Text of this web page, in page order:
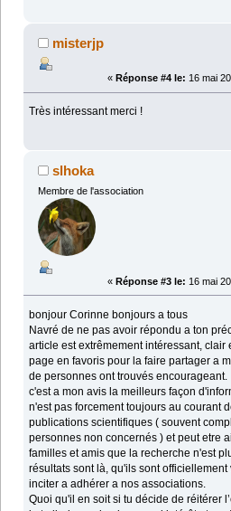
misterjp
« Réponse #4 le: 16 mai
Très intéressant merci !
slhoka
Membre de l'association
« Réponse #3 le: 16 mai
bonjour Corinne bonjours a tous
Navré de ne pas avoir répondu a ton
article est extrêmement intéressant, clair
page en favoris pour la faire partager a
de personnes ont trouvés encourageant.
c'est a mon avis la meilleurs façon
n'est pas forcement toujours au courant
publications scientifiques ( souvent
personnes non concernés ) et peut etre
familles et amis que la recherche n'est
résultats sont là, qu'ils sont
inciter a adhérer a nos associations.
Quoi qu'il en soit si tu décide de réitérer